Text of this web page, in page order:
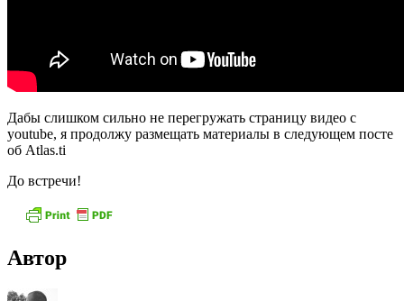
Дабы слишком сильно не перегружать страницу видео с
youtube, я продолжу размещать материалы в следующем посте
об Atlas.ti
До встречи!
Автор